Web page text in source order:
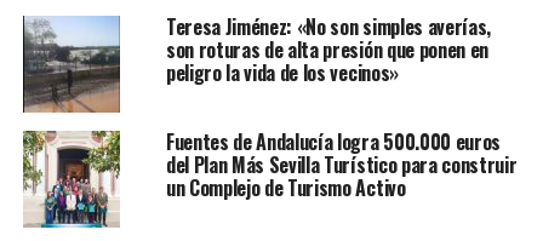
Teresa Jiménez: «No son simples averías,
son roturas de alta presión que ponen en
peligro la vida de los vecinos»
Fuentes de Andalucía logra 500.000 euros
del Plan Más Sevilla Turístico para construir
un Complejo de Turismo Activo